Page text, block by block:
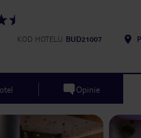
KOD HOTELU BUD21007
Opinie